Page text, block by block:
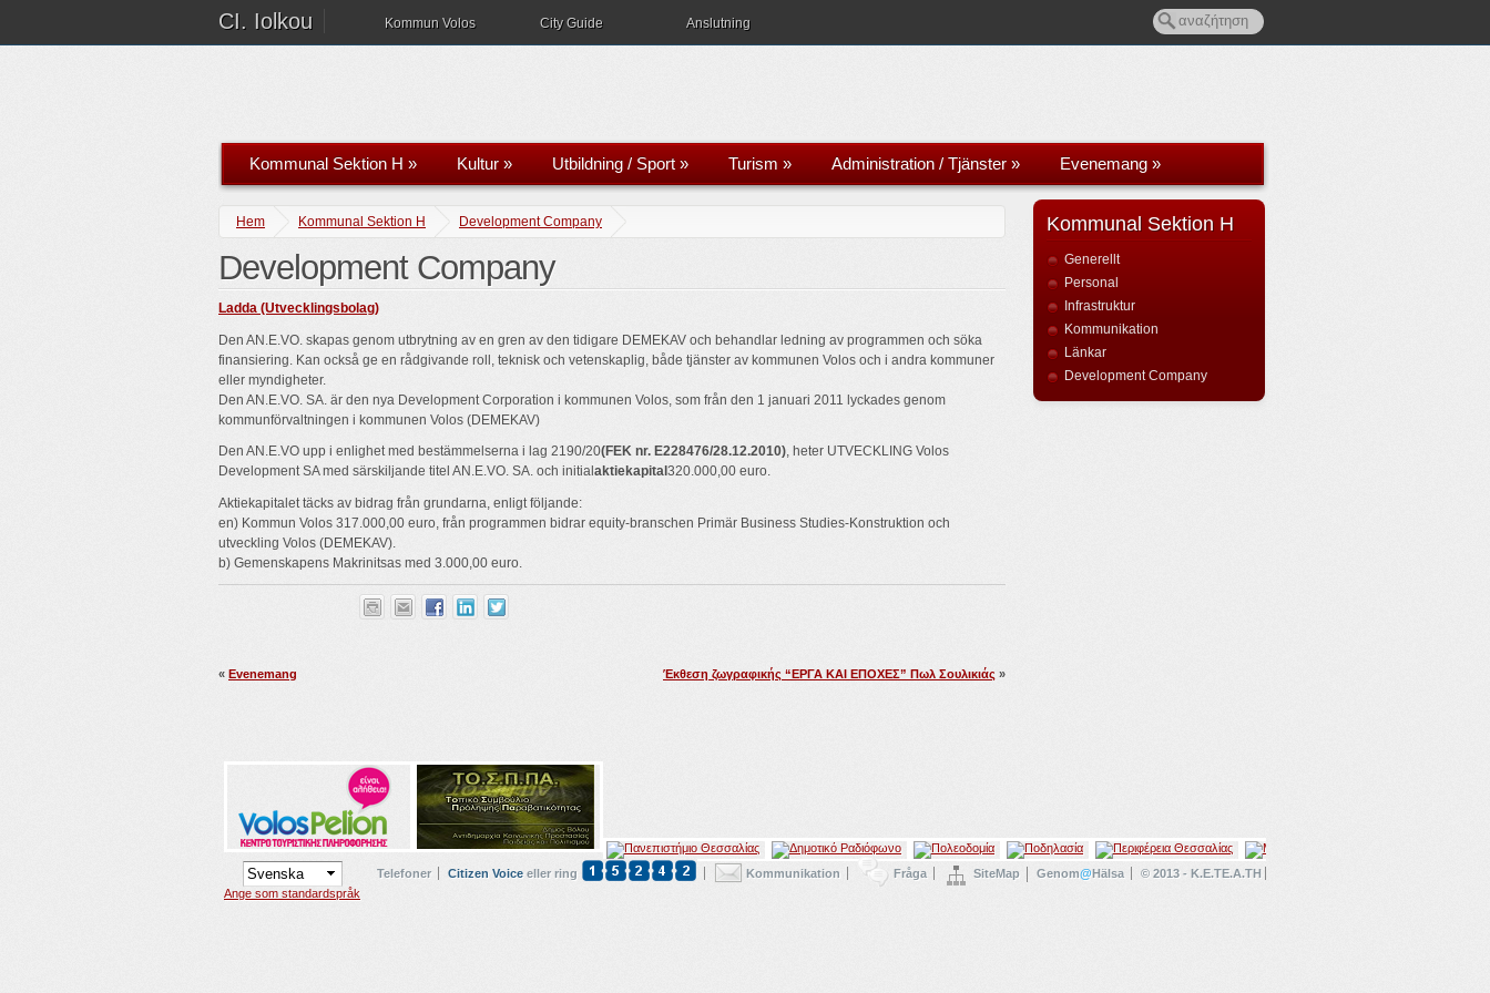
CI. Iolkou Kommun Volos City Guide Anslutning
Kommunal Sektion H » Kultur » Utbildning / Sport » Turism » Administration / Tjänster » Evenemang »
Hem Kommunal Sektion H Development Company
Development Company
Ladda (Utvecklingsbolag)
Den AN.E.VO. skapas genom utbrytning av en gren av den tidigare DEMEKAV och behandlar ledning av programmen och söka
finansiering. Kan också ge en rådgivande roll, teknisk och vetenskaplig, både tjänster av kommunen Volos och i andra kommuner
eller myndigheter.
Den AN.E.VO. SA. är den nya Development Corporation i kommunen Volos, som från den 1 januari 2011 lyckades genom
kommunförvaltningen i kommunen Volos (DEMEKAV)
Den AN.E.VO upp i enlighet med bestämmelserna i lag 2190/20(FEK nr. E228476/28.12.2010), heter UTVECKLING Volos
Development SA med särskiljande titel AN.E.VO. SA. och initial aktiekapital 320.000,00 euro.
Aktiekapitalet täcks av bidrag från grundarna, enligt följande:
en) Kommun Volos 317.000,00 euro, från programmen bidrar equity-branschen Primär Business Studies-Konstruktion och
utveckling Volos (DEMEKAV).
b) Gemenskapens Makrinitsas med 3.000,00 euro.
« Evenemang Έκθεση ζωγραφικής “ΕΡΓΑ ΚΑΙ ΕΠΟΧΕΣ” Πωλ Σουλικιάς »
Kommunal Sektion H
Generellt
Personal
Infrastruktur
Kommunikation
Länkar
Development Company
Ange som standardspråk
Telefoner Citizen Voice eller ring Kommunikation Fråga SiteMap Genom@ Hälsa © 2013 - K.E.TE.A.TH